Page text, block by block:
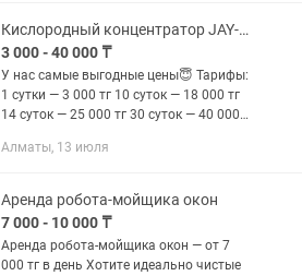
Кислородный концентратор JAY-5A аренда
3 000 - 40 000 ₸
У нас самые выгодные цены😇 Тарифы:
1 сутки — 3 000 тг 10 суток — 18 000 тг
14 суток — 25 000 тг 30 суток — 40 000
срок аренды 3 суток. Если не можете
Алматы, 13 июля
Аренда робота-мойщика окон
7 000 - 10 000 ₸
Аренда робота-мойщика окон — от 7
000 тг в день Хотите идеально чистые